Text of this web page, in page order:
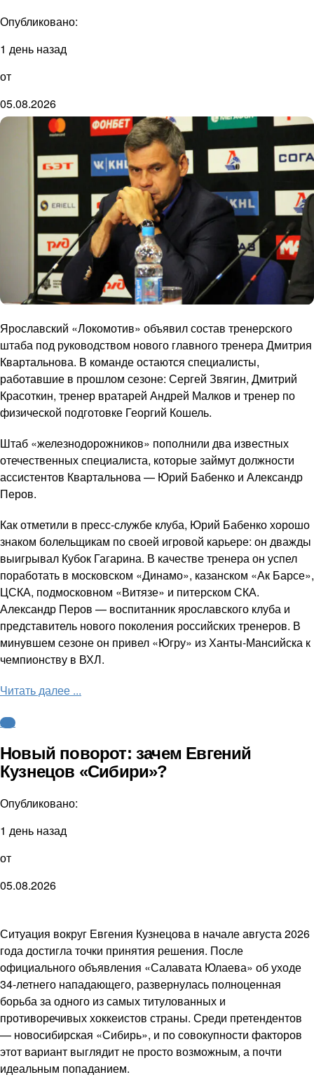
Опубликовано:
1 день назад
от
05.08.2026
Ярославский «Локомотив» объявил состав тренерского
штаба под руководством нового главного тренера Дмитрия
Квартальнова. В команде остаются специалисты,
работавшие в прошлом сезоне: Сергей Звягин, Дмитрий
Красоткин, тренер вратарей Андрей Малков и тренер по
физической подготовке Георгий Кошель.
Штаб «железнодорожников» пополнили два известных
отечественных специалиста, которые займут должности
ассистентов Квартальнова — Юрий Бабенко и Александр
Перов.
Как отметили в пресс-службе клуба, Юрий Бабенко хорошо
знаком болельщикам по своей игровой карьере: он дважды
выигрывал Кубок Гагарина. В качестве тренера он успел
поработать в московском «Динамо», казанском «Ак Барсе»,
ЦСКА, подмосковном «Витязе» и питерском СКА.
Александр Перов — воспитанник ярославского клуба и
представитель нового поколения российских тренеров. В
минувшем сезоне он привел «Югру» из Ханты-Мансийска к
чемпионству в ВХЛ.
Читать далее ...
КХЛ
Новый поворот: зачем Евгений
Кузнецов «Сибири»?
Опубликовано:
1 день назад
от
05.08.2026
Ситуация вокруг Евгения Кузнецова в начале августа 2026
года достигла точки принятия решения. После
официального объявления «Салавата Юлаева» об уходе
34-летнего нападающего, развернулась полноценная
борьба за одного из самых титулованных и
противоречивых хоккеистов страны. Среди претендентов
— новосибирская «Сибирь», и по совокупности факторов
этот вариант выглядит не просто возможным, а почти
идеальным попаданием.